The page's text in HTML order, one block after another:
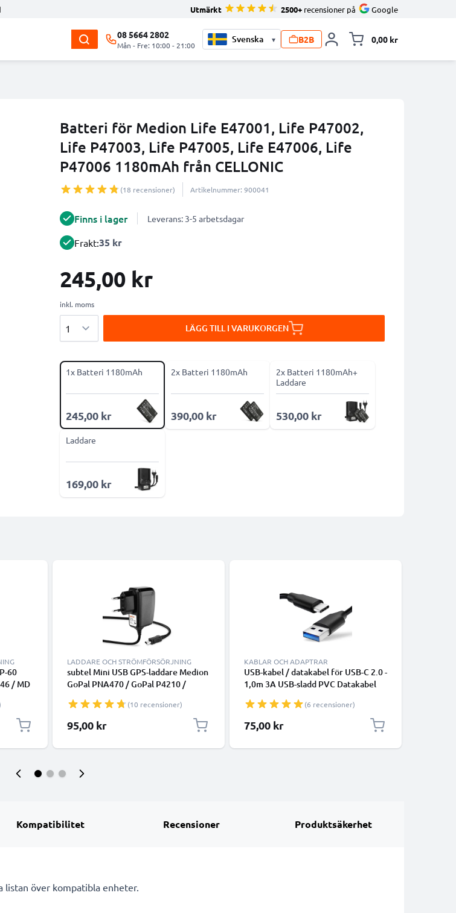
Utmärkt 2500+ recensioner på Google
08 5664 2802
Mån - Fre: 10:00 - 21:00
▾ B2B 0,00 kr
Batteri för Medion Life E47001, Life P47002,
Life P47003, Life P47005, Life E47006, Life
P47006 1180mAh från CELLONIC
(18 recensioner) Artikelnummer: 900041
Finns i lager Leverans: 3-5 arbetsdagar
Frakt:35 kr
245,00 kr
inkl. moms
LÄGG TILL I VARUKORGEN
1x Batteri 1180mAh
245,00 kr
2x Batteri 1180mAh
390,00 kr
2x Batteri 1180mAh+
Laddare
530,00 kr
Laddare
169,00 kr
60
/ MD
LADDARE OCH STRÖMFÖRSÖRJNING
subtel Mini USB GPS-laddare Medion
GoPal PNA470 / GoPal P4210 /
E3115 / GoPal PNA210T - adapter för
navigator GPS tracker
(10 recensioner)
95,00 kr
KABLAR OCH ADAPTRAR
USB-kabel / datakabel för USB-C 2.0 -
1,0m 3A USB-sladd PVC Datakabel
(6 recensioner)
75,00 kr
Kompatibilitet Recensioner Produktsäkerhet
listan över kompatibla enheter.